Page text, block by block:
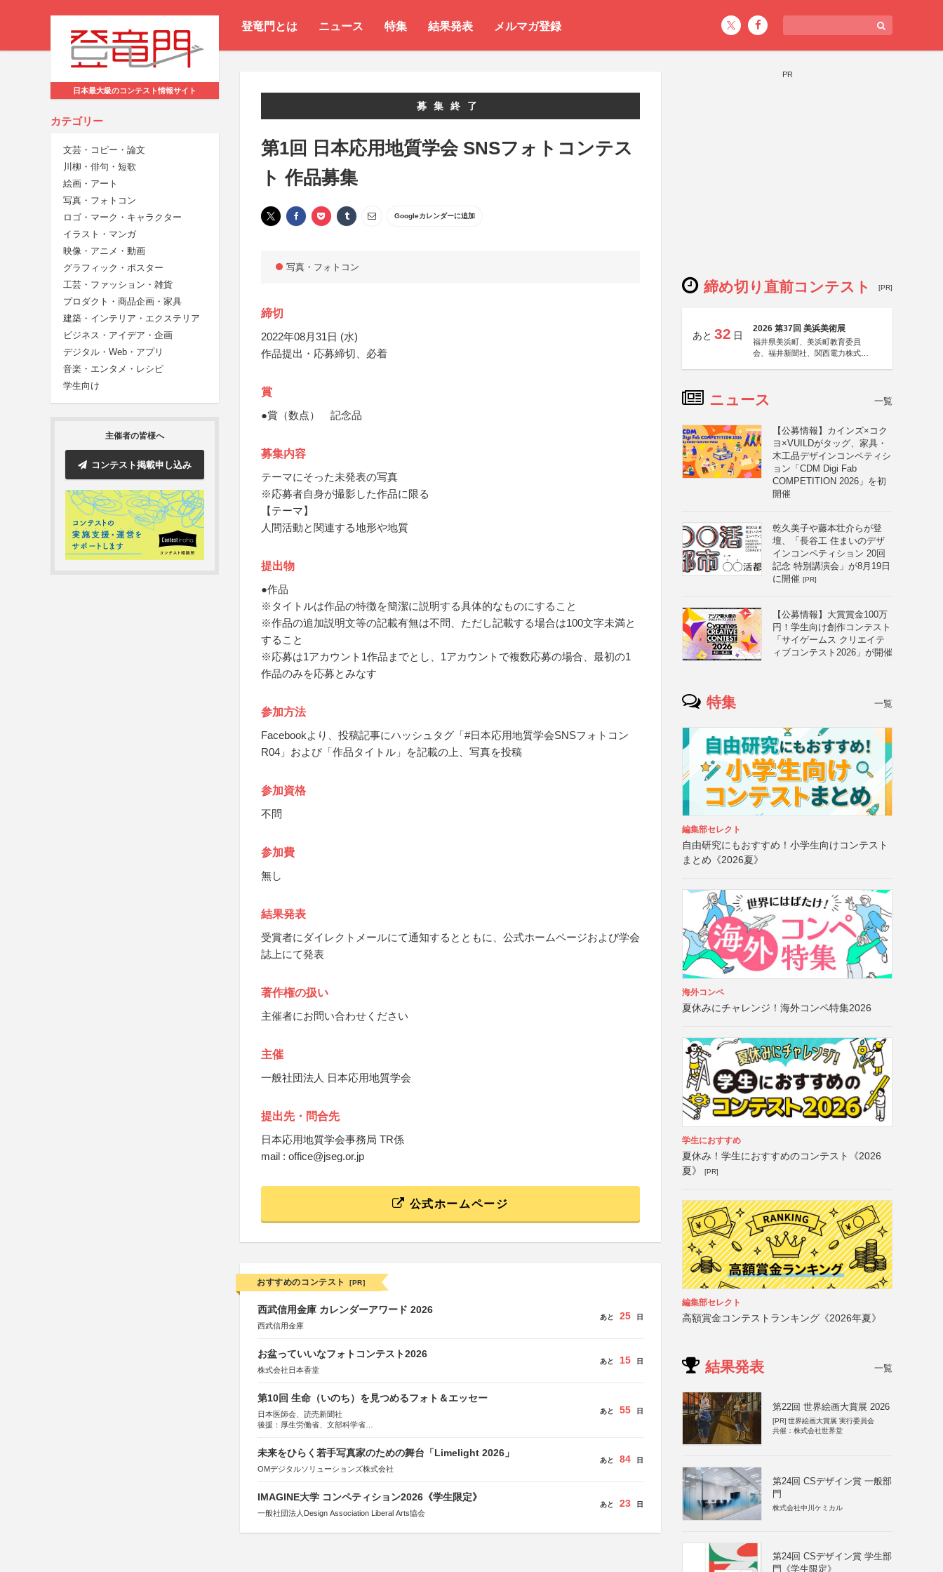
登竜門とは ニュース 特集 結果発表 メルマガ登録
日本最大級のコンテスト情報サイト
カテゴリー
文芸・コピー・論文
川柳・俳句・短歌
絵画・アート
写真・フォトコン
ロゴ・マーク・キャラクター
イラスト・マンガ
映像・アニメ・動画
グラフィック・ポスター
工芸・ファッション・雑貨
プロダクト・商品企画・家具
建築・インテリア・エクステリア
ビジネス・アイデア・企画
デジタル・Web・アプリ
音楽・エンタメ・レシピ
学生向け
主催者の皆様へ
コンテスト掲載申し込み
募集終了
第1回 日本応用地質学会 SNSフォトコンテス
ト 作品募集
Googleカレンダーに追加
写真・フォトコン
締切
2022年08月31日 (水)
作品提出・応募締切、必着
賞
●賞（数点） 記念品
募集内容
テーマにそった未発表の写真
※応募者自身が撮影した作品に限る
【テーマ】
人間活動と関連する地形や地質
提出物
●作品
※タイトルは作品の特徴を簡潔に説明する具体的なものにすること
※作品の追加説明文等の記載有無は不問、ただし記載する場合は100文字未満と
すること
※応募は1アカウント1作品までとし、1アカウントで複数応募の場合、最初の1
作品のみを応募とみなす
参加方法
Facebookより、投稿記事にハッシュタグ「#日本応用地質学会SNSフォトコン
R04」および「作品タイトル」を記載の上、写真を投稿
参加資格
不問
参加費
無し
結果発表
受賞者にダイレクトメールにて通知するとともに、公式ホームページおよび学会
誌上にて発表
著作権の扱い
主催者にお問い合わせください
主催
一般社団法人 日本応用地質学会
提出先・問合先
日本応用地質学会事務局 TR係
mail : office@jseg.or.jp
公式ホームページ
おすすめのコンテスト [PR]
西武信用金庫 カレンダーアワード 2026
西武信用金庫
あと 25 日
お盆っていいなフォトコンテスト2026
株式会社日本香堂
あと 15 日
第10回 生命（いのち）を見つめるフォト＆エッセー
日本医師会、読売新聞社
後援：厚生労働省、文部科学省
あと 55 日
未来をひらく若手写真家のための舞台「Limelight 2026」
OMデジタルソリューションズ株式会社
あと 84 日
IMAGINE大学 コンペティション2026《学生限定》
一般社団法人Design Association Liberal Arts協会
あと 23 日
PR
締め切り直前コンテスト [PR]
あと 32 日
2026 第37回 美浜美術展
福井県美浜町、美浜町教育委員
会、福井新聞社、関西電力株式会
ニュース 一覧
【公募情報】カインズ×コク
ヨ×VUILDがタッグ、家具・
木工品デザインコンペティシ
ョン「CDM Digi Fab
COMPETITION 2026」を初
開催
乾久美子や藤本壮介らが登
壇、「長谷工 住まいのデザ
インコンペティション 20回
記念 特別講演会」が8月19日
に開催 [PR]
【公募情報】大賞賞金100万
円！学生向け創作コンテスト
「サイゲームス クリエイテ
ィブコンテスト2026」が開催
特集 一覧
編集部セレクト
自由研究にもおすすめ！小学生向けコンテスト
まとめ《2026夏》
海外コンペ
夏休みにチャレンジ！海外コンペ特集2026
学生におすすめ
夏休み！学生におすすめのコンテスト《2026
夏》
[PR]
編集部セレクト
高額賞金コンテストランキング《2026年夏》
結果発表 一覧
第22回 世界絵画大賞展 2026
[PR] 世界絵画大賞展 実行委員会
共催：株式会社世界堂
第24回 CSデザイン賞 一般部
門
株式会社中川ケミカル
第24回 CSデザイン賞 学生部
門《学生限定》